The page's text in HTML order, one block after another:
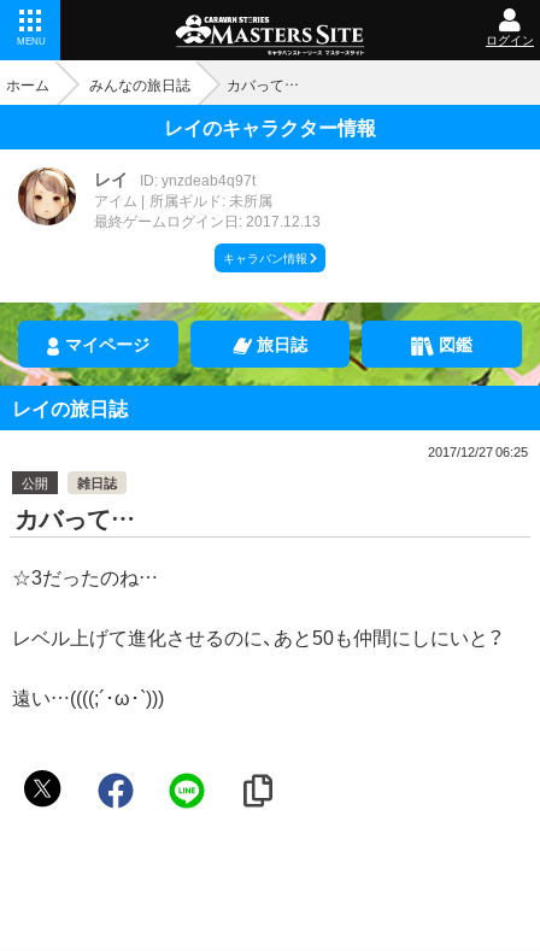
MENU ログイン
ホーム みんなの旅日誌 カバって…
レイのキャラクター情報
レイ
ID: ynzdeab4q97t
アイム
所属ギルド: 未所属
最終ゲームログイン日: 2017.12.13
キャラバン情報
マイページ 旅日誌 図鑑
レイの旅日誌
2017/12/27 06:25
公開
雑日誌
カバって…
☆3だったのね…
レベル上げて進化させるのに、あと50も仲間にしにいと？
遠い…((((;´･ω･`)))
レ